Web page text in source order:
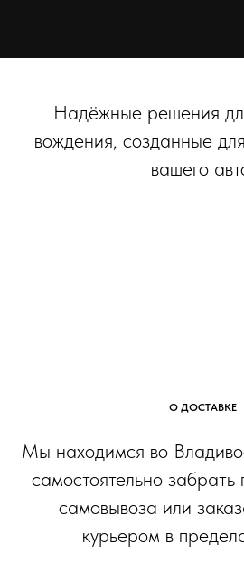
Надёжные решения
вождения, созданные
вашего
О ДОСТАВКЕ
Мы находимся во
самостоятельно забрать
самовывоза или
курьером в